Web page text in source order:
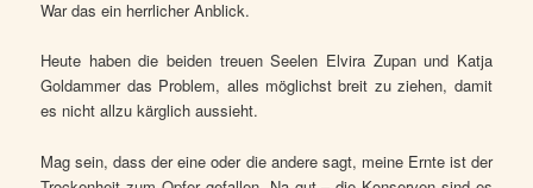
War das ein herrlicher Anblick.
Heute haben die beiden treuen Seelen Elvira Zupan und Katja
Goldammer das Problem, alles möglichst breit zu ziehen, damit
es nicht allzu kärglich aussieht.
Mag sein, dass der eine oder die andere sagt, meine Ernte ist der